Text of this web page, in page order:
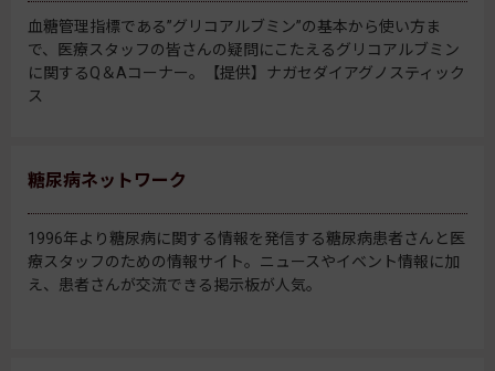
血糖管理指標である”グリコアルブミン”の基本から使い方ま
で、医療スタッフの皆さんの疑問にこたえるグリコアルブミン
に関するQ＆Aコーナー。【提供】ナガセダイアグノスティック
ス
糖尿病ネットワーク
1996年より糖尿病に関する情報を発信する糖尿病患者さんと医
療スタッフのための情報サイト。ニュースやイベント情報に加
え、患者さんが交流できる掲示板が人気。